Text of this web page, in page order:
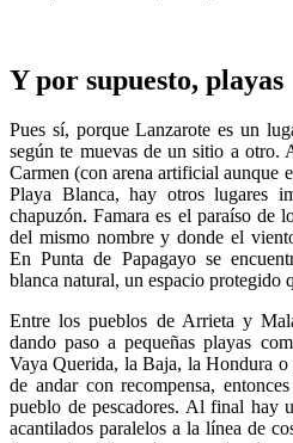
Y por supuesto, playas
Pues sí, porque Lanzarote es un
según te muevas de un sitio a otro.
Carmen (con arena artificial aunque
Playa Blanca, hay otros lugares
chapuzón. Famara es el paraíso de
del mismo nombre y donde el
En Punta de Papagayo se
blanca natural, un espacio protegido
Entre los pueblos de Arrieta y
dando paso a pequeñas playas
Vaya Querida, la Baja, la Hondura
de andar con recompensa,
pueblo de pescadores. Al final hay
acantilados paralelos a la línea de